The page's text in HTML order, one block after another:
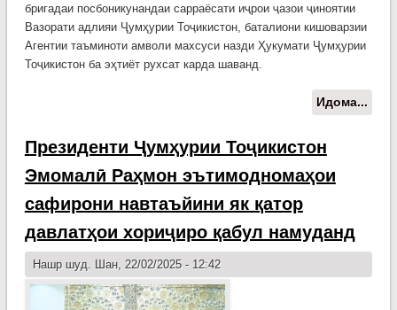
бригадаи посбоникунандаи сарраёсати иҷрои ҷазои ҷиноятии
Вазорати адлияи Ҷумҳурии Тоҷикистон, баталиони кишоварзии
Агентии таъминоти амволи махсуси назди Ҳукумати Ҷумҳурии
Тоҷикистон ба эҳтиёт рухсат карда шаванд.
Идома...
Президенти Ҷумҳурии Тоҷикистон
Эмомалӣ Раҳмон эътимодномаҳои
сафирони навтаъйини як қатор
давлатҳои хориҷиро қабул намуданд
Нашр шуд. Шан, 22/02/2025 - 12:42